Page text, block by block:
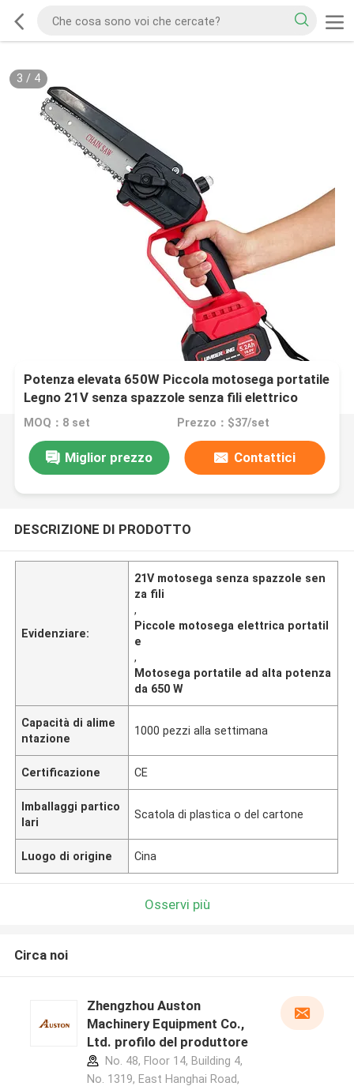
3 / 4
Potenza elevata 650W Piccola motosega portatile
Legno 21V senza spazzole senza fili elettrico
MOQ：8 set Prezzo：$37/set
Miglior prezzo Contattici
DESCRIZIONE DI PRODOTTO
Evidenziare:
21V motosega senza spazzole sen
za fili
,
Piccole motosega elettrica portatil
e
,
Motosega portatile ad alta potenza
da 650 W
Capacità di alime
ntazione
1000 pezzi alla settimana
Certificazione CE
Imballaggi partico
lari
Scatola di plastica o del cartone
Luogo di origine Cina
Osservi più
Circa noi
Zhengzhou Auston
Machinery Equipment Co.,
Ltd. profilo del produttore
No. 48, Floor 14, Building 4,
No. 1319, East Hanghai Road,